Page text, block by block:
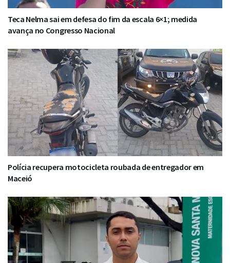
Teca Nelma sai em defesa do fim da escala 6×1; medida
avança no Congresso Nacional
Polícia recupera motocicleta roubada de entregador em
Maceió